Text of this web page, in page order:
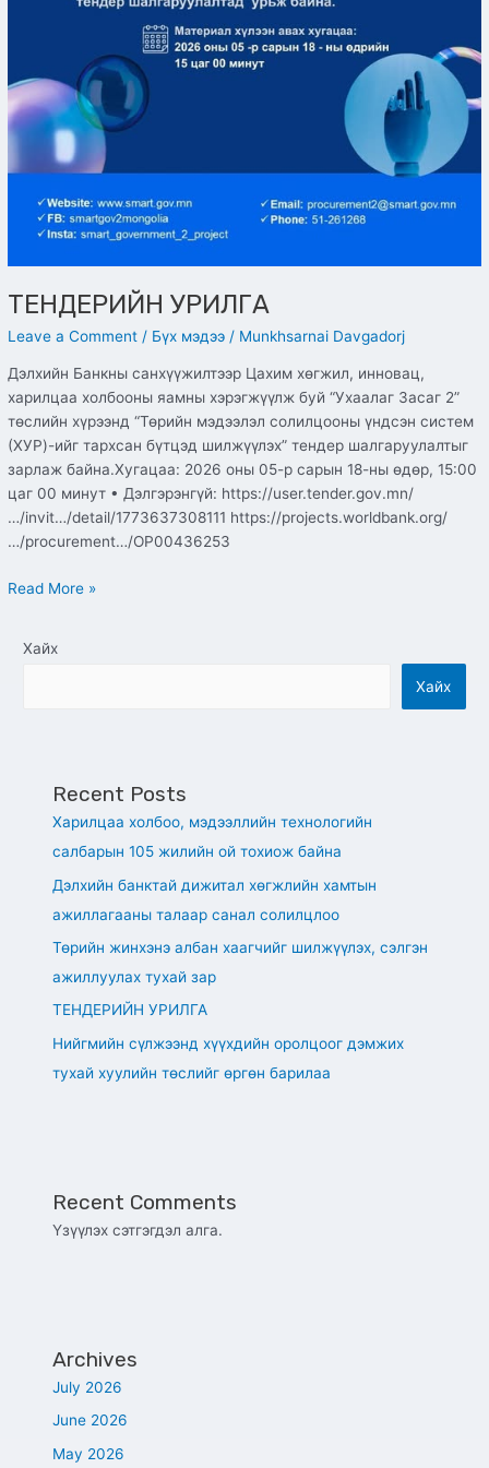
ТЕНДЕРИЙН УРИЛГА
Leave a Comment / Бүх мэдээ / Munkhsarnai Davgadorj
Дэлхийн Банкны санхүүжилтээр Цахим хөгжил, инновац,
харилцаа холбооны яамны хэрэгжүүлж буй “Ухаалаг Засаг 2”
төслийн хүрээнд “Төрийн мэдээлэл солилцооны үндсэн систем
(ХУР)-ийг тархсан бүтцэд шилжүүлэх” тендер шалгаруулалтыг
зарлаж байна.Хугацаа: 2026 оны 05-р сарын 18-ны өдөр, 15:00
цаг 00 минут • Дэлгэрэнгүй: https://user.tender.gov.mn/
…/invit…/detail/1773637308111 https://projects.worldbank.org/
…/procurement…/OP00436253
Read More »
Хайх
Хайх
Recent Posts
Харилцаа холбоо, мэдээллийн технологийн
салбарын 105 жилийн ой тохиож байна
Дэлхийн банктай дижитал хөгжлийн хамтын
ажиллагааны талаар санал солилцлоо
Төрийн жинхэнэ албан хаагчийг шилжүүлэх, сэлгэн
ажиллуулах тухай зар
ТЕНДЕРИЙН УРИЛГА
Нийгмийн сүлжээнд хүүхдийн оролцоог дэмжих
тухай хуулийн төслийг өргөн барилаа
Recent Comments
Үзүүлэх сэтгэгдэл алга.
Archives
July 2026
June 2026
May 2026